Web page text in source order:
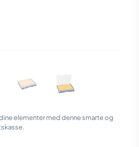
elementer med denne smarte og